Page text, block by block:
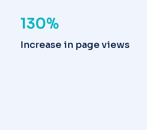
130%
Increase in page views